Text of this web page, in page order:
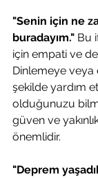
"Senin için ne
buradayım." Bu
için empati ve
Dinlemeye veya
şekilde yardım
olduğunuzu
güven ve
önemlidir.
"Deprem